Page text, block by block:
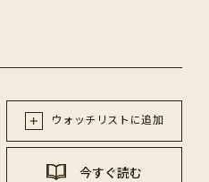
ウォッチリストに追加
今すぐ読む